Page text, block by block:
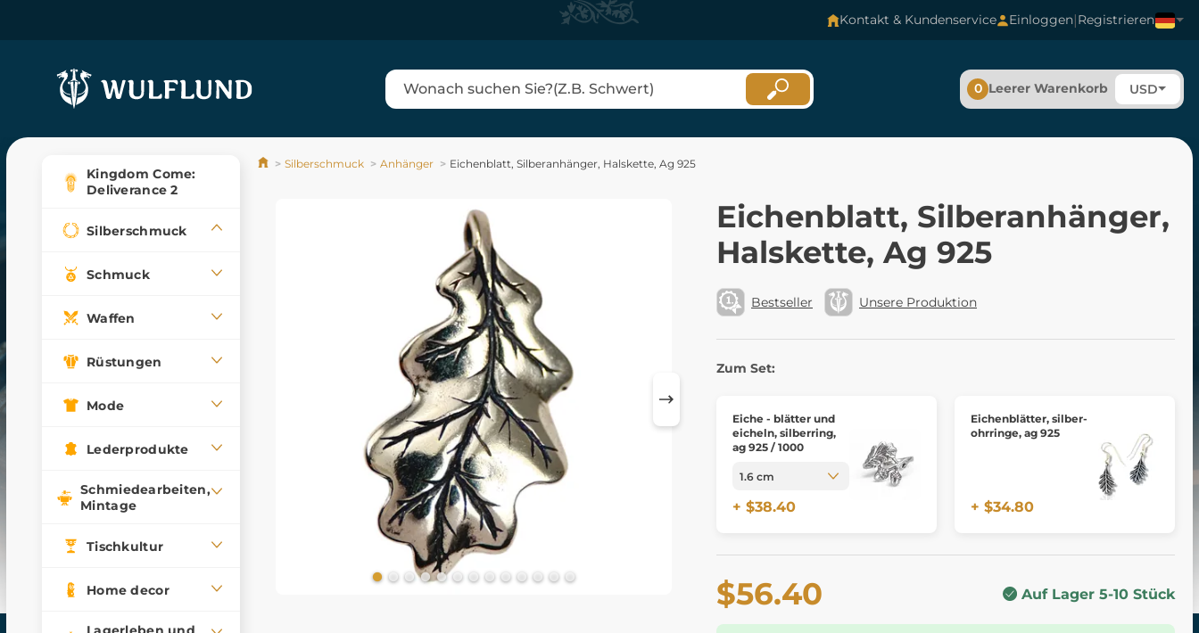
Kontakt & Kundenservice Einloggen|Registrieren
0 Leerer Warenkorb USD
Kingdom Come:
Deliverance 2
Silberschmuck
Schmuck
Waffen
Rüstungen
Mode
Lederprodukte
Schmiedearbeiten,
Mintage
Tischkultur
Home decor
Silberschmuck Anhänger Eichenblatt, Silberanhänger, Halskette, Ag 925
Eichenblatt, Silberanhänger,
Halskette, Ag 925
Bestseller Unsere Produktion
Zum Set:
Eiche - blätter und
eicheln, silberring,
ag 925 / 1000
+ $38.40
Eichenblätter, silber-
ohrringe, ag 925
+ $34.80
$56.40 Auf Lager 5-10 Stück